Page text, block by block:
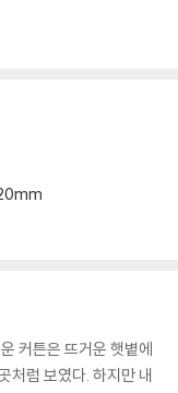
커튼은 뜨거운 햇볕에
처럼 보였다. 하지만 내